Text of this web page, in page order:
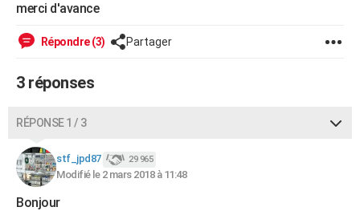
Carte de Noël
Carte Bonne année
Carte Saint-Valentin
Carte Pâques
Carte d'anniversaire
Dictionnaire
Biographies
Citations
Expressions
Proverbes
PROGRAMME TV
COPAINS D'AVANT
S'inscrire
Se connecter
Lycées
Collèges
Primaires
Universités
Entreprises
Service militaire
Avis de recherche
AVIS DE DÉCÈS
FORUM
merci d'avance
Répondre (3) Partager
3 réponses
RÉPONSE 1 / 3
stf_jpd87 29 965
Modifié le 2 mars 2018 à 11:48
Bonjour